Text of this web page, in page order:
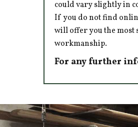
could vary slightly in
If you do not find
will offer you the most
workmanship.
For any further